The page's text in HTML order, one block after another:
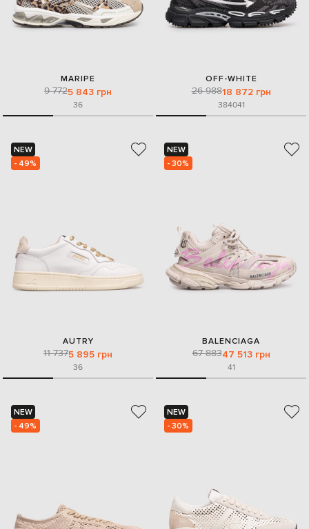
MARIPE
9 7725 843 грн
36
OFF-WHITE
26 98818 872 грн
384041
NEW
- 49%
AUTRY
11 7375 895 грн
36
NEW
- 30%
BALENCIAGA
67 88347 513 грн
41
NEW
- 49%
NEW
- 30%